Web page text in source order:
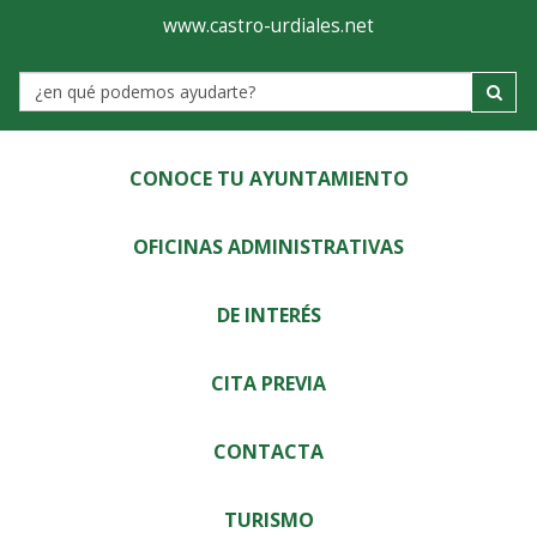
Ayuntamiento
de
Castro-
Urdiales
www.castro-urdiales.net
Label
CONOCE TU AYUNTAMIENTO
OFICINAS ADMINISTRATIVAS
DE INTERÉS
CITA PREVIA
CONTACTA
TURISMO